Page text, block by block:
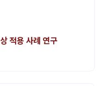
적용 사례 연구